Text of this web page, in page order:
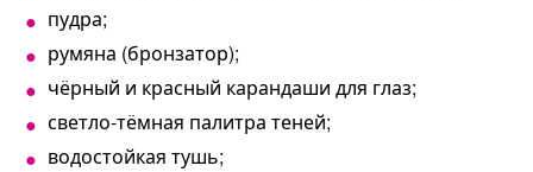
пудра;
румяна (бронзатор);
чёрный и красный карандаши для глаз;
светло-тёмная палитра теней;
водостойкая тушь;